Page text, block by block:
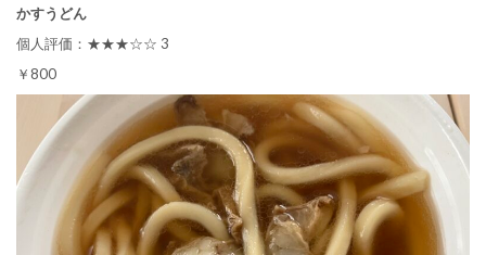
かすうどん
個人評価：★★★☆☆ 3
￥800